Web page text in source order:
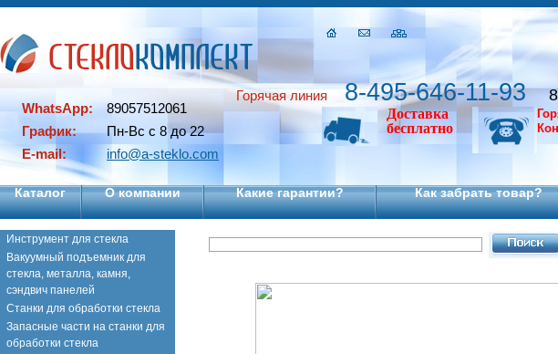
WhatsApp:
89057512061
График:
Пн-Вс с 8 до 22
E-mail:
info@a-steklo.com
Горячая линия 8-495-646-11-93
Доставка
бесплатно
Каталог О компании Какие гарантии? Как забрать товар?
Инструмент для стекла
Вакуумный подъемник для
стекла, металла, камня,
сэндвич панелей
Станки для обработки стекла
Запасные части на станки для
обработки стекла